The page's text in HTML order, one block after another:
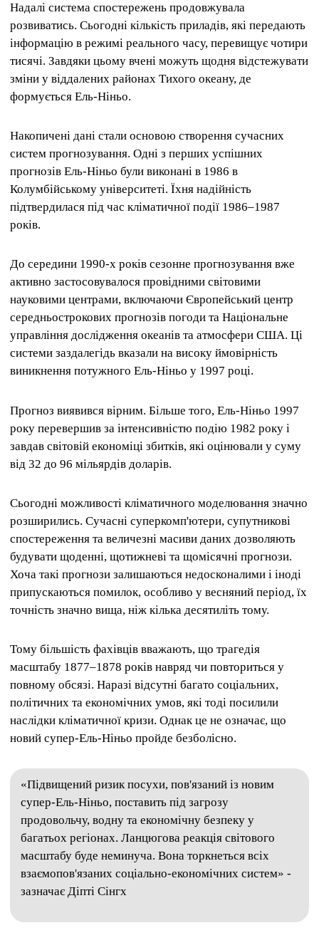
Надалі система спостережень продовжувала
розвиватись. Сьогодні кількість приладів, які передають
інформацію в режимі реального часу, перевищує чотири
тисячі. Завдяки цьому вчені можуть щодня відстежувати
зміни у віддалених районах Тихого океану, де
формується Ель-Ніньо.
Накопичені дані стали основою створення сучасних
систем прогнозування. Одні з перших успішних
прогнозів Ель-Ніньо були виконані в 1986 в
Колумбійському університеті. Їхня надійність
підтвердилася під час кліматичної події 1986–1987
років.
До середини 1990-х років сезонне прогнозування вже
активно застосовувалося провідними світовими
науковими центрами, включаючи Європейський центр
середньострокових прогнозів погоди та Національне
управління дослідження океанів та атмосфери США. Ці
системи заздалегідь вказали на високу ймовірність
виникнення потужного Ель-Ніньо у 1997 році.
Прогноз виявився вірним. Більше того, Ель-Ніньо 1997
року перевершив за інтенсивністю подію 1982 року і
завдав світовій економіці збитків, які оцінювали у суму
від 32 до 96 мільярдів доларів.
Сьогодні можливості кліматичного моделювання значно
розширились. Сучасні суперкомп'ютери, супутникові
спостереження та величезні масиви даних дозволяють
будувати щоденні, щотижневі та щомісячні прогнози.
Хоча такі прогнози залишаються недосконалими і іноді
припускаються помилок, особливо у весняний період, їх
точність значно вища, ніж кілька десятиліть тому.
Тому більшість фахівців вважають, що трагедія
масштабу 1877–1878 років навряд чи повториться у
повному обсязі. Наразі відсутні багато соціальних,
політичних та економічних умов, які тоді посилили
наслідки кліматичної кризи. Однак це не означає, що
новий супер-Ель-Ніньо пройде безболісно.
«Підвищений ризик посухи, пов'язаний із новим
супер-Ель-Ніньо, поставить під загрозу
продовольчу, водну та економічну безпеку у
багатьох регіонах. Ланцюгова реакція світового
масштабу буде неминуча. Вона торкнеться всіх
взаємопов'язаних соціально-економічних систем» -
зазначає Діпті Сінгх